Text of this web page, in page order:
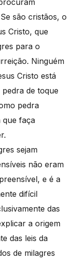
são cristãos, o
Cristo, que
para o
Ninguém
Cristo está
de toque
pedra
que faça
sejam
não eram
e é a
difícil
das
a origem
das leis da
de milagres